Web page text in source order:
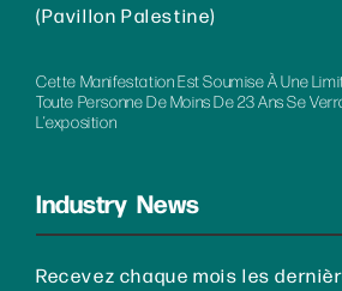
(Pavillon Palestine)
Cette Manifestation Est Soumise À Une
Toute Personne De Moins De 23 Ans Se
L’exposition
Industry News
Recevez chaque mois les